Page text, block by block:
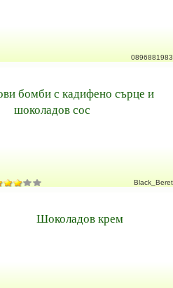
0896881983
бомби с кадифено сърце и
шоколадов сос
Black_Beret
Шоколадов крем